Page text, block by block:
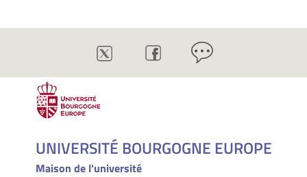
UNIVERSITÉ BOURGOGNE EUROPE
Maison de l'université